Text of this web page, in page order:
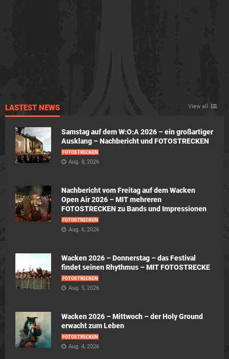
LASTEST NEWS View all
Samstag auf dem W:O:A 2026 – ein großartiger
Ausklang – Nachbericht und FOTOSTRECKEN
FOTOSTRECKEN
Aug. 8, 2026
Nachbericht vom Freitag auf dem Wacken
Open Air 2026 – MIT mehreren
FOTOSTRECKEN zu Bands und Impressionen
FOTOSTRECKEN
Aug. 6, 2026
Wacken 2026 – Donnerstag – das Festival
findet seinen Rhythmus – MIT FOTOSTRECKE
FOTOSTRECKEN
Aug. 5, 2026
Wacken 2026 – Mittwoch – der Holy Ground
erwacht zum Leben
FOTOSTRECKEN
Aug. 4, 2026